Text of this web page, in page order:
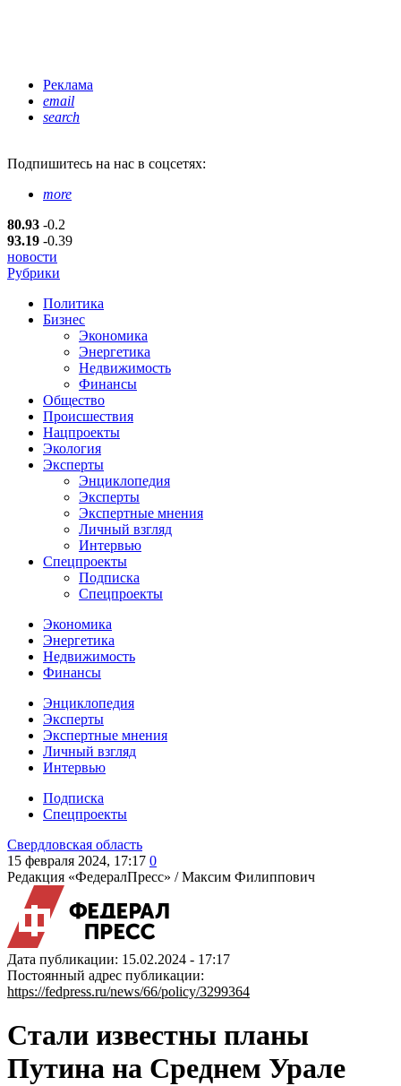
Реклама
email
search
Подпишитесь на нас в соцсетях:
more
80.93 -0.2
93.19 -0.39
новости
Рубрики
Политика
Бизнес
Экономика
Энергетика
Недвижимость
Финансы
Общество
Происшествия
Нацпроекты
Экология
Эксперты
Энциклопедия
Эксперты
Экспертные мнения
Личный взгляд
Интервью
Спецпроекты
Подписка
Спецпроекты
Экономика
Энергетика
Недвижимость
Финансы
Энциклопедия
Эксперты
Экспертные мнения
Личный взгляд
Интервью
Подписка
Спецпроекты
Свердловская область
15 февраля 2024, 17:17 0
Редакция «ФедералПресс» /Максим Филиппович
Дата публикации: 15.02.2024 - 17:17
Постоянный адрес публикации:
https://fedpress.ru/news/66/policy/3299364
Стали известны планы
Путина на Среднем Урале